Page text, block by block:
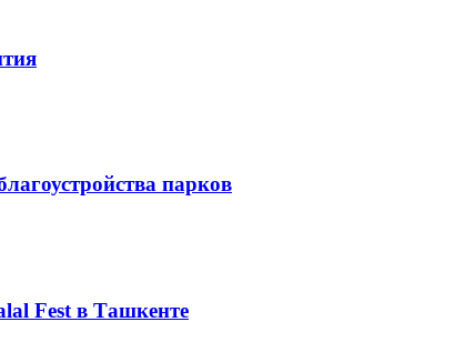
парков
Fest в Ташкенте